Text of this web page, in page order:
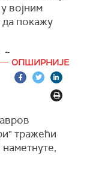
наводно на
није од
се у
војним
да покажу
се на
лидере
и
ОПШИРНИЈЕ
тражећи
наметнуте,